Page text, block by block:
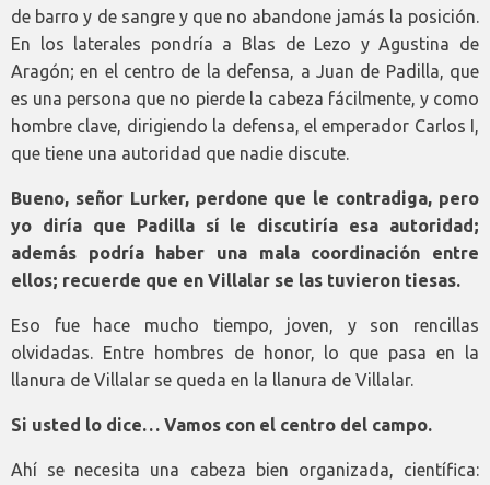
de barro y de sangre y que no abandone jamás la posición.
En los laterales pondría a Blas de Lezo y Agustina de
Aragón; en el centro de la defensa, a Juan de Padilla, que
es una persona que no pierde la cabeza fácilmente, y como
hombre clave, dirigiendo la defensa, el emperador Carlos I,
que tiene una autoridad que nadie discute.
Bueno, señor Lurker, perdone que le contradiga, pero
yo diría que Padilla sí le discutiría esa autoridad;
además podría haber una mala coordinación entre
ellos; recuerde que en Villalar se las tuvieron tiesas.
Eso fue hace mucho tiempo, joven, y son rencillas
olvidadas. Entre hombres de honor, lo que pasa en la
llanura de Villalar se queda en la llanura de Villalar.
Si usted lo dice… Vamos con el centro del campo.
Ahí se necesita una cabeza bien organizada, científica: